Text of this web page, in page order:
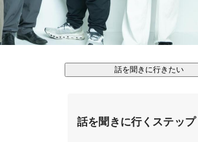
話を聞きに行きたい
話を聞きに行くステップ